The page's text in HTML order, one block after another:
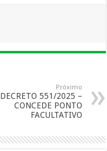
Próximo
DECRETO 551/2025 –
CONCEDE PONTO
FACULTATIVO